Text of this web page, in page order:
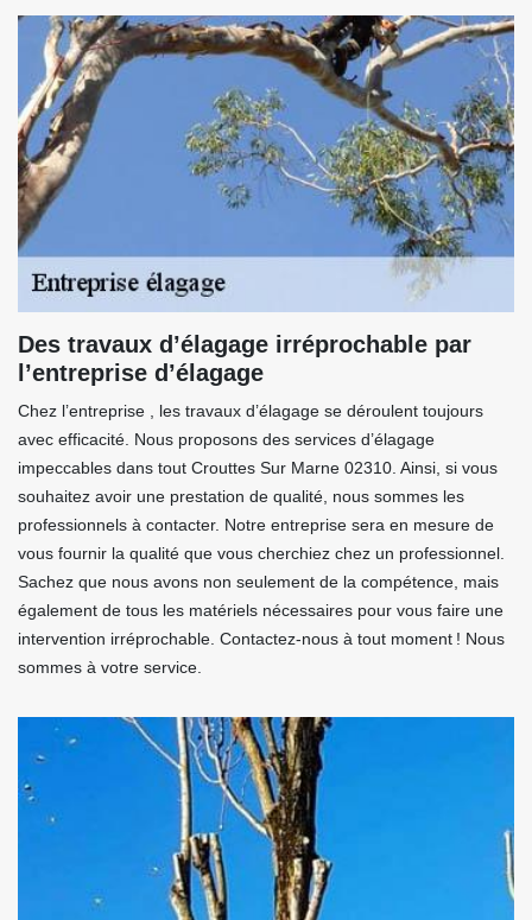
Des travaux d’élagage irréprochable par
l’entreprise d’élagage
Chez l’entreprise , les travaux d’élagage se déroulent toujours
avec efficacité. Nous proposons des services d’élagage
impeccables dans tout Crouttes Sur Marne 02310. Ainsi, si vous
souhaitez avoir une prestation de qualité, nous sommes les
professionnels à contacter. Notre entreprise sera en mesure de
vous fournir la qualité que vous cherchiez chez un professionnel.
Sachez que nous avons non seulement de la compétence, mais
également de tous les matériels nécessaires pour vous faire une
intervention irréprochable. Contactez-nous à tout moment ! Nous
sommes à votre service.